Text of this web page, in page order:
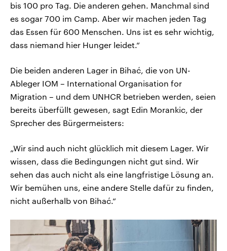
bis 100 pro Tag. Die anderen gehen. Manchmal sind
es sogar 700 im Camp. Aber wir machen jeden Tag
das Essen für 600 Menschen. Uns ist es sehr wichtig,
dass niemand hier Hunger leidet.“
Die beiden anderen Lager in Bihać, die von UN-
Ableger IOM – International Organisation for
Migration – und dem UNHCR betrieben werden, seien
bereits überfüllt gewesen, sagt Edin Morankic, der
Sprecher des Bürgermeisters:
„Wir sind auch nicht glücklich mit diesem Lager. Wir
wissen, dass die Bedingungen nicht gut sind. Wir
sehen das auch nicht als eine langfristige Lösung an.
Wir bemühen uns, eine andere Stelle dafür zu finden,
nicht außerhalb von Bihać.“